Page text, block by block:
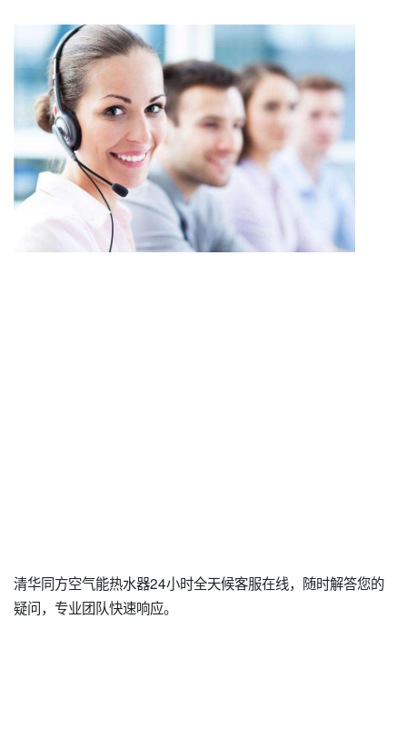
清华同方空气能热水器24小时全天候客服在线，随时解答您的
疑问，专业团队快速响应。